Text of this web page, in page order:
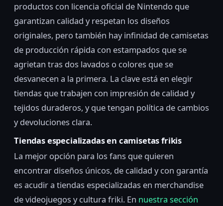
productos con licencia oficial de Nintendo que
garantizan calidad y respetan los diseños
originales, pero también hay infinidad de camisetas
de producción rápida con estampados que se
agrietan tras dos lavados o colores que se
desvanecen a la primera. La clave está en elegir
tiendas que trabajen con impresión de calidad y
tejidos duraderos, y que tengan política de cambios
y devoluciones clara.
Tiendas especializadas en camisetas frikis
La mejor opción para los fans que quieren
encontrar diseños únicos, de calidad y con garantía
es acudir a tiendas especializadas en merchandise
de videojuegos y cultura friki. En nuestra sección